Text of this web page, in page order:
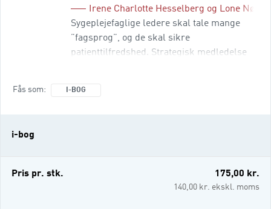
Irene Charlotte Hesselberg og Lone
Sygeplejefaglige ledere skal tale mange
”fagsprog”, og de skal sikre
patienttilfredshed. Strategisk medledelse
Fås som I-BOG
i-bog
Pris pr. stk. 175,00 kr.
140,00 kr. ekskl. moms